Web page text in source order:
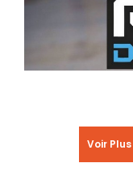
Voir Plus